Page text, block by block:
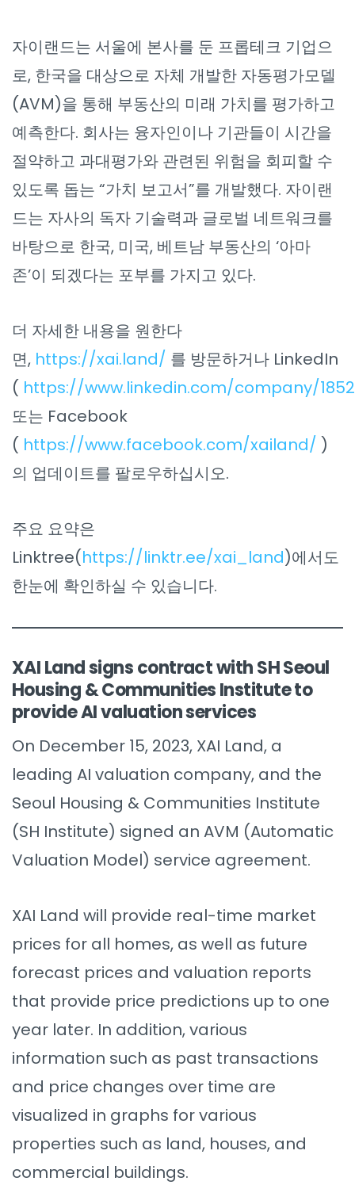
자이랜드는 서울에 본사를 둔 프롭테크 기업으
로, 한국을 대상으로 자체 개발한 자동평가모델
(AVM)을 통해 부동산의 미래 가치를 평가하고
예측한다. 회사는 융자인이나 기관들이 시간을
절약하고 과대평가와 관련된 위험을 회피할 수
있도록 돕는 “가치 보고서”를 개발했다. 자이랜
드는 자사의 독자 기술력과 글로벌 네트워크를
바탕으로 한국, 미국, 베트남 부동산의 ‘아마
존’이 되겠다는 포부를 가지고 있다.
더 자세한 내용을 원한다
면, https://xai.land/ 를 방문하거나 LinkedIn
( https://www.linkedin.com/company/
또는 Facebook
( https://www.facebook.com/xailand/ )
의 업데이트를 팔로우하십시오.
주요 요약은
Linktree(https://linktr.ee/xai_land)에서도
한눈에 확인하실 수 있습니다.
XAI Land signs contract with SH Seoul
Housing & Communities Institute to
provide AI valuation services
On December 15, 2023, XAI Land, a
leading AI valuation company, and the
Seoul Housing & Communities Institute
(SH Institute) signed an AVM (Automatic
Valuation Model) service agreement.
XAI Land will provide real-time market
prices for all homes, as well as future
forecast prices and valuation reports
that provide price predictions up to one
year later. In addition, various
information such as past transactions
and price changes over time are
visualized in graphs for various
properties such as land, houses, and
commercial buildings.